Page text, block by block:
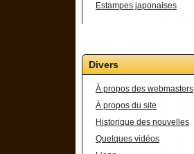
Estampes japonaises
Divers
À propos des webmasters
À propos du site
Historique des nouvelles
Quelques vidéos